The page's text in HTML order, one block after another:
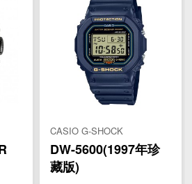
CASIO G-SHOCK
DW-5600(1997年珍
藏版)